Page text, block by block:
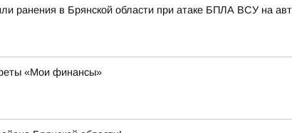
ранения в Брянской области при атаке БПЛА ВСУ на
«Мои финансы»